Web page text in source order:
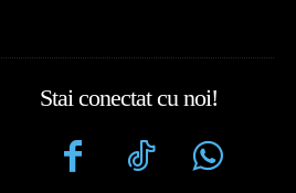
Stai conectat cu noi!